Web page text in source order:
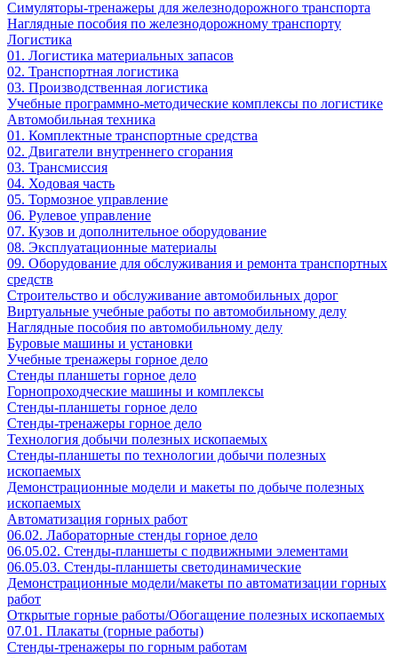
Симуляторы-тренажеры для железнодорожного транспорта
Наглядные пособия по железнодорожному транспорту
Логистика
01. Логистика материальных запасов
02. Транспортная логистика
03. Производственная логистика
Учебные программно-методические комплексы по логистике
Автомобильная техника
01. Комплектные транспортные средства
02. Двигатели внутреннего сгорания
03. Трансмиссия
04. Ходовая часть
05. Тормозное управление
06. Рулевое управление
07. Кузов и дополнительное оборудование
08. Эксплуатационные материалы
09. Оборудование для обслуживания и ремонта транспортных
средств
Строительство и обслуживание автомобильных дорог
Виртуальные учебные работы по автомобильному делу
Наглядные пособия по автомобильному делу
Буровые машины и установки
Учебные тренажеры горное дело
Стенды планшеты горное дело
Горнопроходческие машины и комплексы
Стенды-планшеты горное дело
Стенды-тренажеры горное дело
Технология добычи полезных ископаемых
Стенды-планшеты по технологии добычи полезных
ископаемых
Демонстрационные модели и макеты по добыче полезных
ископаемых
Автоматизация горных работ
06.02. Лабораторные стенды горное дело
06.05.02. Стенды-планшеты с подвижными элементами
06.05.03. Стенды-планшеты светодинамические
Демонстрационные модели/макеты по автоматизации горных
работ
Открытые горные работы/Обогащение полезных ископаемых
07.01. Плакаты (горные работы)
Стенды-тренажеры по горным работам